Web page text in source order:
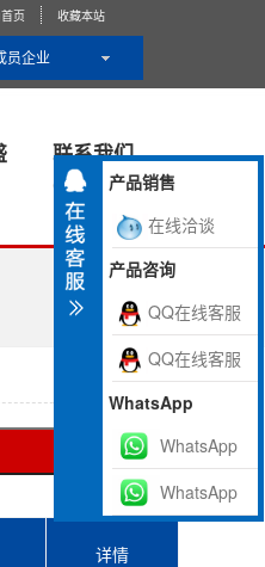
页 收藏本站
员企业
联系我们
Contact Us
详情
产品销售
在线洽谈
产品咨询
QQ在线客服
QQ在线客服
WhatsApp
WhatsApp
WhatsApp